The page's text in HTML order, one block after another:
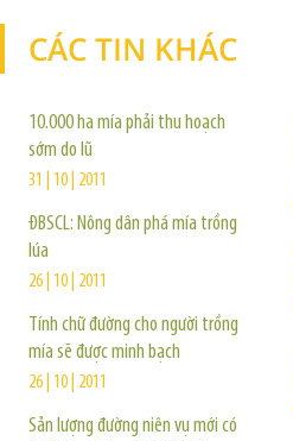
CÁC TIN KHÁC
10.000 ha mía phải thu hoạch
sớm do lũ
31 | 10 | 2011
ĐBSCL: Nông dân phá mía trồng
lúa
26 | 10 | 2011
Tính chữ đường cho người trồng
mía sẽ được minh bạch
26 | 10 | 2011
Sản lượng đường niên vụ mới có